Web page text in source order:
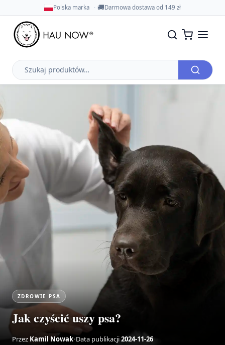
Polska marka 🚚Darmowa dostawa od 149 zł
Szukaj
produktów
ZDROWIE PSA
Jak czyścić uszy psa?
Przez Kamil Nowak•Data publikacji2024-11-26